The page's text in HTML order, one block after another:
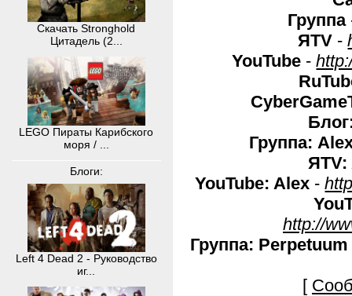
Скачать Stronghold
Цитадель (2...
LEGO Пираты Карибского
моря / ...
Блоги:
Left 4 Dead 2 - Руководство
иг...
Группа
ЯTV -
YouTube -
Группа:
ЯTV:
YouTube: Alex -
http://
Группа:
[